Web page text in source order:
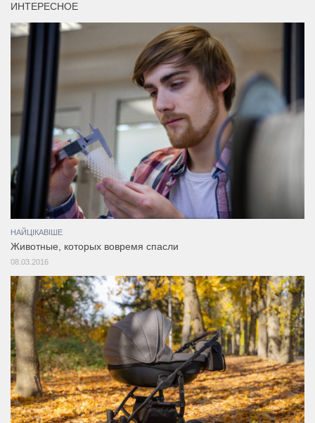
ИНТЕРЕСНОЕ
НАЙЦІКАВІШЕ
Животные, которых вовремя спасли
08.03.2016